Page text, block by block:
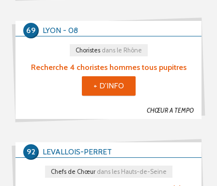
Recherche 4 choristes hommes tous pupitres
CHŒUR A TEMPO
Choristesdans le Rhône
LYON - 08
69
+ D'INFO
Chefs de Chœurdans les Hauts-de-Seine
LEVALLOIS-PERRET
92